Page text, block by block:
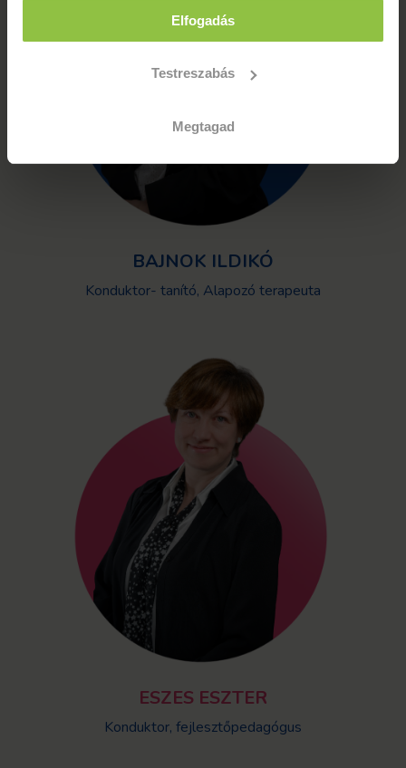
Elfogadás
Testreszabás
Megtagad
BAJNOK ILDIKÓ
Konduktor- tanító, Alapozó terapeuta
ESZES ESZTER
Konduktor, fejlesztőpedagógus